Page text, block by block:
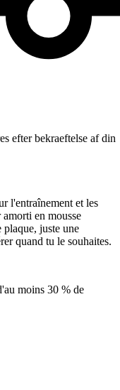
efter bekraeftelse af din
l'entraînement et les
en mousse
juste une
quand tu le souhaites.
moins 30 % de